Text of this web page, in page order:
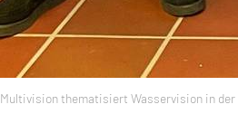
Multivision thematisiert Wasservision in der